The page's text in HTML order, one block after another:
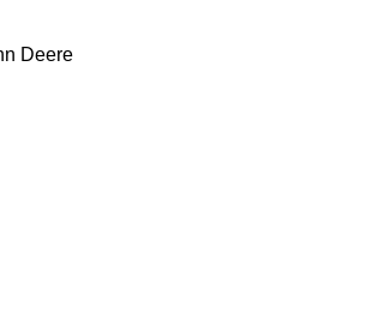
Deere